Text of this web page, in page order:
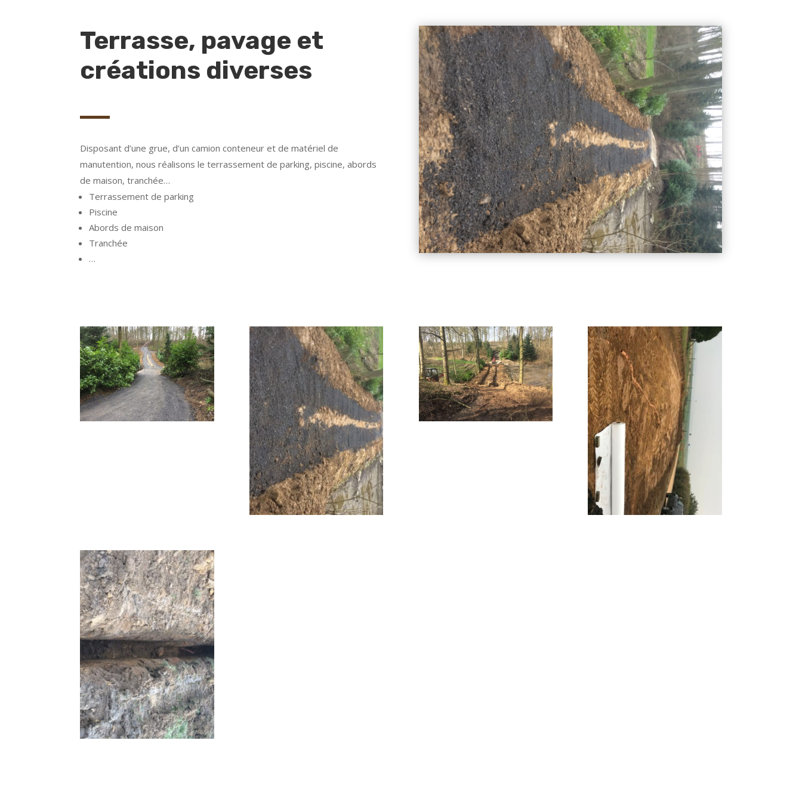
Terrasse, pavage et
créations diverses
Disposant d’une grue, d’un camion conteneur et de matériel de
manutention, nous réalisons le terrassement de parking, piscine, abords
de maison, tranchée…
Terrassement de parking
Piscine
Abords de maison
Tranchée
…